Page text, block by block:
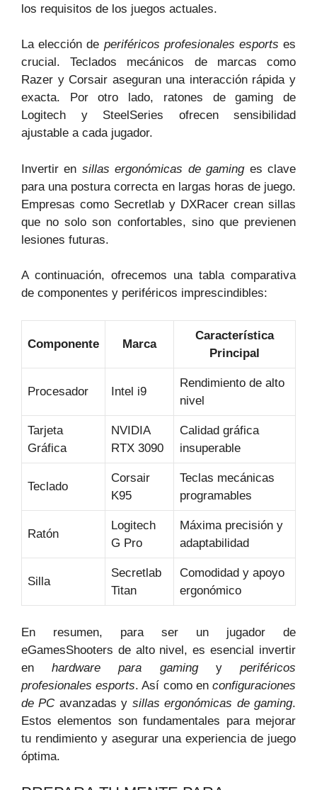
los requisitos de los juegos actuales.
La elección de periféricos profesionales esports es
crucial. Teclados mecánicos de marcas como
Razer y Corsair aseguran una interacción rápida y
exacta. Por otro lado, ratones de gaming de
Logitech y SteelSeries ofrecen sensibilidad
ajustable a cada jugador.
Invertir en sillas ergonómicas de gaminges clave
para una postura correcta en largas horas de juego.
Empresas como Secretlab y DXRacer crean sillas
que no solo son confortables, sino que previenen
lesiones futuras.
A continuación, ofrecemos una tabla comparativa
de componentes y periféricos imprescindibles:
Componente Marca
Característica
Principal
Procesador Intel i9
Rendimiento de alto
nivel
Tarjeta
Gráfica
NVIDIA
RTX 3090
Calidad gráfica
insuperable
Teclado
Corsair
K95
Teclas mecánicas
programables
Ratón
Logitech
G Pro
Máxima precisión y
adaptabilidad
Silla
Secretlab
Titan
Comodidad y apoyo
ergonómico
En resumen, para ser un jugador de
eGamesShooters de alto nivel, es esencial invertir
enhardware para gamingyperiféricos
profesionales esports. Así como enconfiguraciones
de PCavanzadas y sillas ergonómicas de gaming.
Estos elementos son fundamentales para mejorar
tu rendimiento y asegurar una experiencia de juego
óptima.